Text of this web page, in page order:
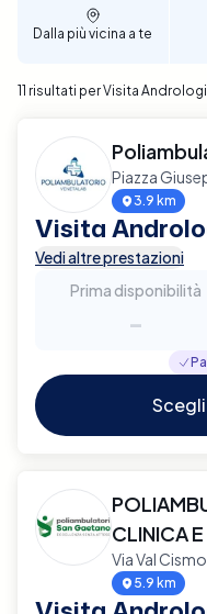
Dalla più vicina a te
11 risultati per Visita
Piazza
3.9 km
Visita
Vedi altre prestazioni
Prima disponibilità
-
CLINICA
Via Val
5.9 km